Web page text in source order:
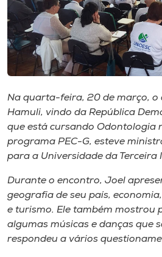
Museu
Unoesc
Selecione
o idioma
A+
Na quarta-feira, 20 de março, o
Hamuli, vindo da República
que está cursando Odontologia
programa PEC-G, esteve
para a Universidade da Terceira
Durante o encontro, Joel
geografia de seu país,
e turismo. Ele também mostrou
algumas músicas e danças que
respondeu a vários